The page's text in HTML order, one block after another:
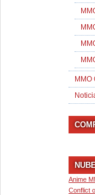
MMO
Anime
Conflict